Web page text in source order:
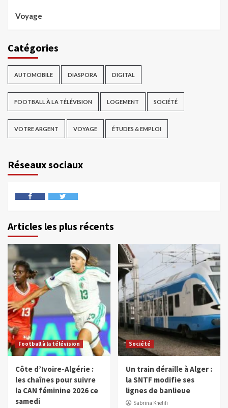
Voyage
Catégories
AUTOMOBILE DIASPORA DIGITAL
FOOTBALL À LA TÉLÉVISION LOGEMENT SOCIÉTÉ
VOTRE ARGENT VOYAGE ÉTUDES & EMPLOI
Réseaux sociaux
Articles les plus récents
Football à la télévision
Côte d’Ivoire-Algérie :
les chaînes pour suivre
la CAN féminine 2026 ce
samedi
Société
Un train déraille à Alger :
la SNTF modifie ses
lignes de banlieue
Sabrina Khelifi